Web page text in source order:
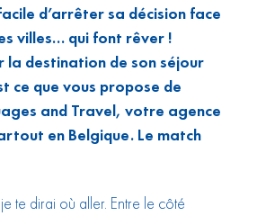
d’arrêter sa décision face
villes… qui font rêver !
la destination de son séjour
ce que vous propose de
and Travel, votre agence
en Belgique. Le match
te dirai où aller. Entre le côté